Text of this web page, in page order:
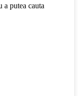
a putea cauta